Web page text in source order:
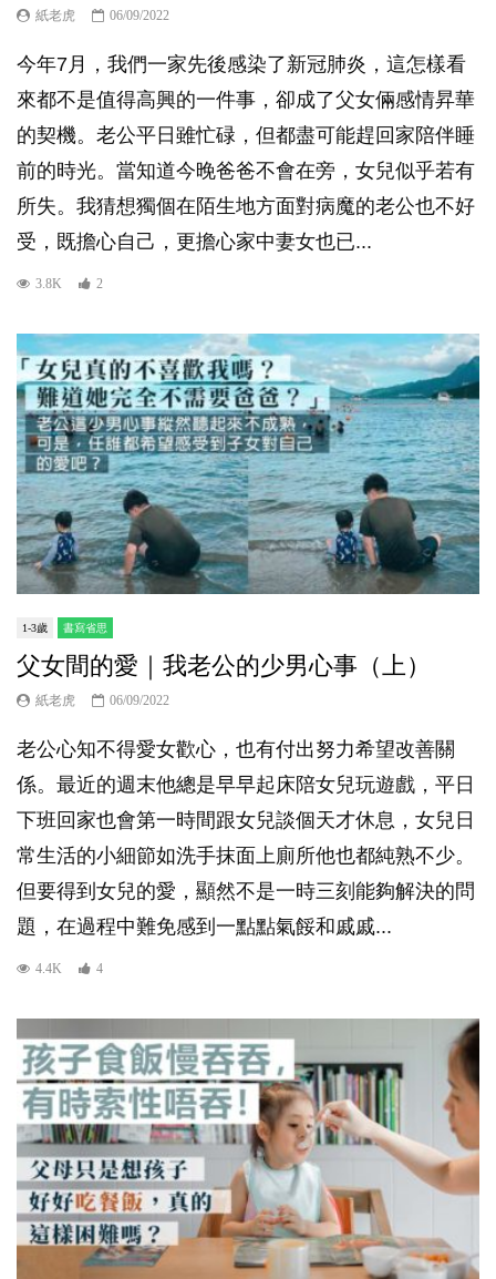
紙老虎 06/09/2022
今年7月，我們一家先後感染了新冠肺炎，這怎樣看
來都不是值得高興的一件事，卻成了父女倆感情昇華
的契機。老公平日雖忙碌，但都盡可能趕回家陪伴睡
前的時光。當知道今晚爸爸不會在旁，女兒似乎若有
所失。我猜想獨個在陌生地方面對病魔的老公也不好
受，既擔心自己，更擔心家中妻女也已...
3.8K 2
1-3歲 書寫省思
父女間的愛｜我老公的少男心事（上）
紙老虎 06/09/2022
老公心知不得愛女歡心，也有付出努力希望改善關
係。最近的週末他總是早早起床陪女兒玩遊戲，平日
下班回家也會第一時間跟女兒談個天才休息，女兒日
常生活的小細節如洗手抹面上廁所他也都純熟不少。
但要得到女兒的愛，顯然不是一時三刻能夠解決的問
題，在過程中難免感到一點點氣餒和戚戚...
4.4K 4